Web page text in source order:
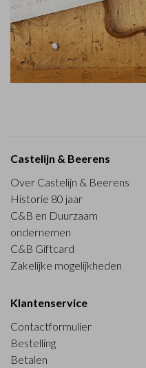
Castelijn & Beerens
Over Castelijn & Beerens
Historie 80 jaar
C&B en Duurzaam
ondernemen
C&B Giftcard
Zakelijke mogelijkheden
Klantenservice
Contactformulier
Bestelling
Betalen